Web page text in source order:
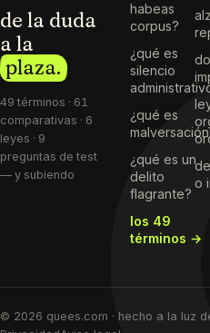
de la duda
a la
plaza.
49 términos · 61
comparativas · 6
leyes · 9
preguntas de test
— y subiendo
habeas
corpus?
¿qué es
silencio
¿qué es
¿qué es un
delito
flagrante?
los 49
términos →
o
© 2026 quees.com · hecho a la luz